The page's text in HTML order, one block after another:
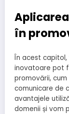
în
În acest
inovatoare pot
promovării,
comunicare de
avantajele
domenii și vom